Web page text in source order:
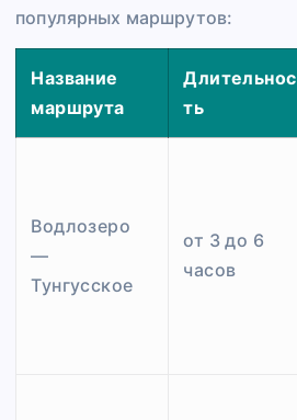
популярных маршрутов:
Название
маршрута
Длительнос
ть
Водлозеро
—
Тунгусское
от 3 до 6
часов